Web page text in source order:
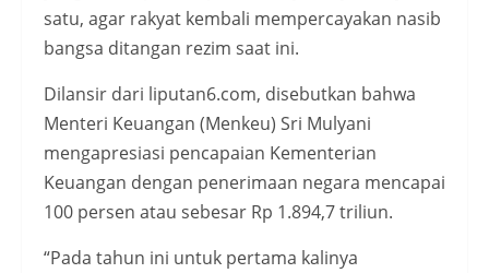
satu, agar rakyat kembali mempercayakan nasib
bangsa ditangan rezim saat ini.
Dilansir dari liputan6.com, disebutkan bahwa
Menteri Keuangan (Menkeu) Sri Mulyani
mengapresiasi pencapaian Kementerian
Keuangan dengan penerimaan negara mencapai
100 persen atau sebesar Rp 1.894,7 triliun.
“Pada tahun ini untuk pertama kalinya